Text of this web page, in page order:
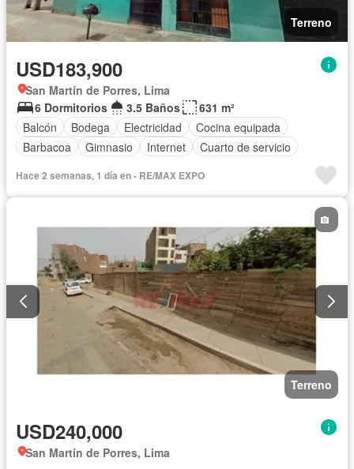
Terreno
USD183,900
San Martín de Porres, Lima
6 Dormitorios
3.5 Baños
631 m²
Balcón
Bodega Electricidad
Cocina equipada
Barbacoa
Gimnasio Internet Cuarto de servicio
Hace 2 semanas, 1 día en - RE/MAX EXPO
Terreno
USD240,000
San Martín de Porres, Lima